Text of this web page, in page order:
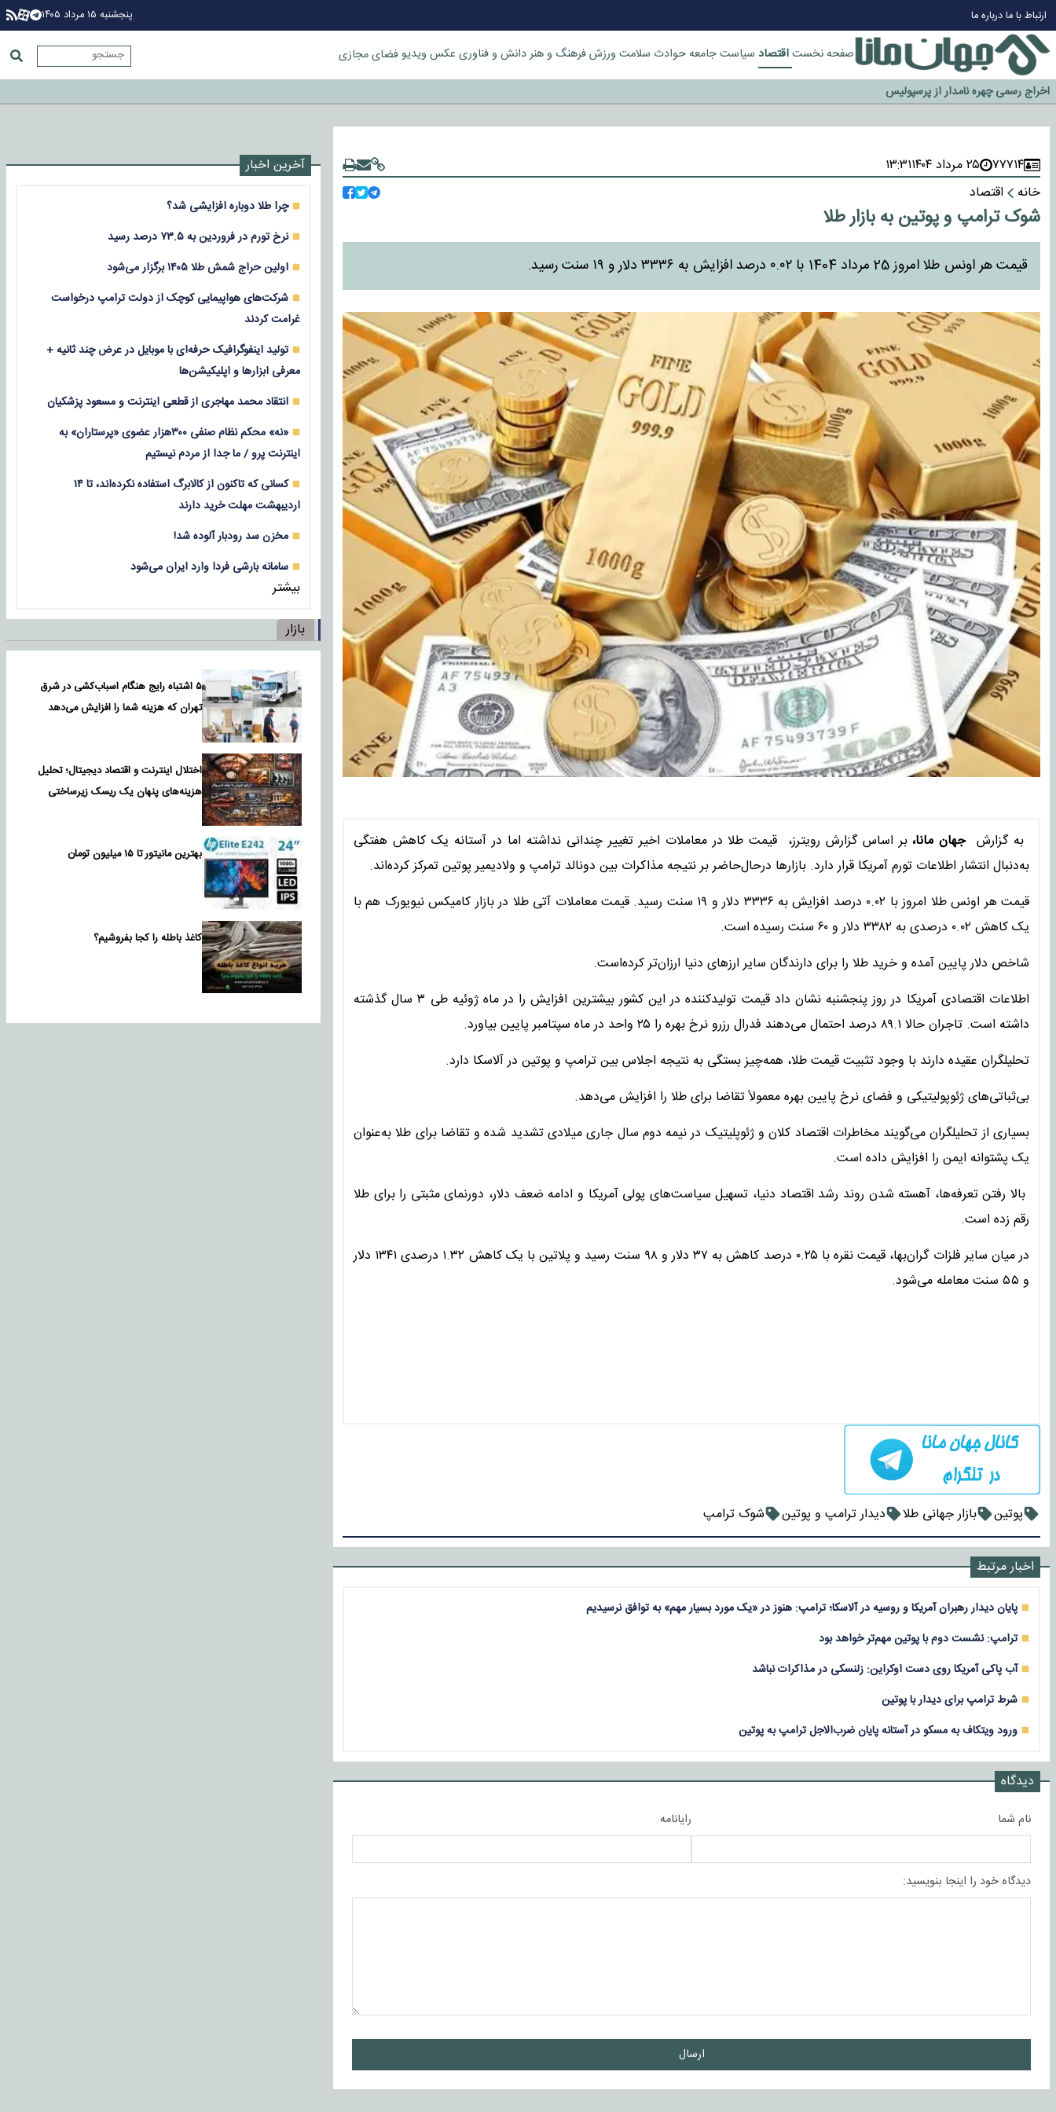
ارتباط با مادرباره ما پنجشنبه ۱۵ مرداد ۱۴۰۵
صفحه نخستاقتصاد سیاستجامعهحوادث سلامت ورزشفرهنگ و هنردانش و فناوری عکس ویدیوفضای مجازی
چرا طلا دوباره افزایشی شد؟
گزینه جدایی اوسمار روی میز مدیران پرسپولیس
آیا رئیس جمهور آمریکا قانون را دور می‌زند؟
اخراج رسمی چهره نامدار از پرسپولیس
سازمان اطلاعات سپاه: پروژه دولت ترامپ برای مهار چین، روسیه و اروپا شکست خورد
۷۷۷۱۴ ۲۵ مرداد ۱۴۰۴
۱۳:۳۱
خانه
اقتصاد
شوک ترامپ و پوتین به بازار طلا
قیمت هر اونس طلا امروز 25 مرداد 1404 با ۰.۰۲ درصد افزایش به ۳۳۳۶ دلار و ۱۹ سنت رسید.
به گزارشجهان مانا، بر اساس گزارش رویترز، قیمت طلا در معاملات اخیر تغییر چندانی نداشته اما در آستانه یک کاهش هفتگی
به‌دنبال انتشار اطلاعات تورم آمریکا قرار دارد. بازارها درحال‌حاضر بر نتیجه مذاکرات بین دونالد ترامپ و ولادیمیر پوتین تمرکز کرده‌اند.
قیمت هر اونس طلا امروز با ۰.۰۲ درصد افزایش به ۳۳۳۶ دلار و ۱۹ سنت رسید. قیمت معاملات آتی طلا در بازار کامیکس نیویورک هم با
یک کاهش ۰.۰۲ درصدی به ۳۳۸۲ دلار و ۶۰ سنت رسیده است.
شاخص دلار پایین آمده و خرید طلا را برای دارندگان سایر ارزهای دنیا ارزان‌تر کرده‌است.
اطلاعات اقتصادی آمریکا در روز پنجشنبه نشان داد قیمت تولیدکننده در این کشور بیشترین افزایش را در ماه ژوئیه طی ۳ سال گذشته
داشته است. تاجران حالا ۸۹.۱ درصد احتمال می‌دهند فدرال رزرو نرخ بهره را ۲۵ واحد در ماه سپتامبر پایین بیاورد.
تحلیلگران عقیده دارند با وجود تثبیت قیمت طلا، همه‌چیز بستگی به نتیجه اجلاس بین ترامپ و پوتین در آلاسکا دارد.
بی‌ثباتی‌های ژئوپولیتیکی و فضای نرخ پایین بهره معمولاً تقاضا برای طلا را افزایش می‌دهد.
بسیاری از تحلیلگران می‌گویند مخاطرات اقتصاد کلان و ژئوپلیتیک در نیمه دوم سال جاری میلادی تشدید شده و تقاضا برای طلا به‌عنوان
یک پشتوانه ایمن را افزایش داده است.
بالا رفتن تعرفه‌ها، آهسته شدن روند رشد اقتصاد دنیا، تسهیل سیاست‌های پولی آمریکا و ادامه ضعف دلار، دورنمای مثبتی را برای طلا
رقم زده است.
در میان سایر فلزات گران‌بها، قیمت نقره با ۰.۲۵ درصد کاهش به ۳۷ دلار و ۹۸ سنت رسید و پلاتین با یک کاهش ۱.۳۲ درصدی ۱۳۴۱ دلار
و ۵۵ سنت معامله می‌شود.
پوتین بازار جهانی طلا دیدار ترامپ و پوتین شوک ترامپ
اخبار مرتبط
پایان دیدار رهبران آمریکا و روسیه در آلاسکا؛ ترامپ: هنوز در «یک مورد بسیار مهم» به توافق نرسیدیم
ترامپ: نشست دوم با پوتین مهم‌تر خواهد بود
آب پاکی آمریکا روی دست اوکراین: زلنسکی در مذاکرات نباشد
شرط ترامپ برای دیدار با پوتین
ورود ویتکاف به مسکو در آستانه پایان ضرب‌الاجل ترامپ به پوتین
دیدگاه
نام شما رایانامه
دیدگاه خود را اینجا بنویسید:
ارسال
آخرین اخبار
چرا طلا دوباره افزایشی شد؟
نرخ تورم در فروردین به ۷۳.۵ درصد رسید
اولین حراج شمش طلا ۱۴۰۵ برگزار می‌شود
شرکت‌های هواپیمایی کوچک از دولت ترامپ درخواست
غرامت کردند
تولید اینفوگرافیک حرفه‌ای با موبایل در عرض چند ثانیه +
معرفی ابزارها و اپلیکیشن‌ها
انتقاد محمد مهاجری از قطعی اینترنت و مسعود پزشکیان
«نه» محکم نظام صنفی ۳۰۰هزار عضوی «پرستاران» به
اینترنت پرو / ما جدا از مردم نیستیم
کسانی که تاکنون از کالابرگ استفاده نکرده‌اند، تا ۱۴
اردیبهشت مهلت خرید دارند
مخزن سد رودبار آلوده شد!
سامانه بارشی فردا وارد ایران می‌شود
بیشتر
بازار
۵ اشتباه رایج هنگام اسباب‌کشی در شرق
تهران که هزینه شما را افزایش می‌دهد
اختلال اینترنت و اقتصاد دیجیتال؛ تحلیل
هزینه‌های پنهان یک ریسک زیرساختی
بهترین مانیتور تا ۱۵ میلیون تومان
کاغذ باطله را کجا بفروشیم؟